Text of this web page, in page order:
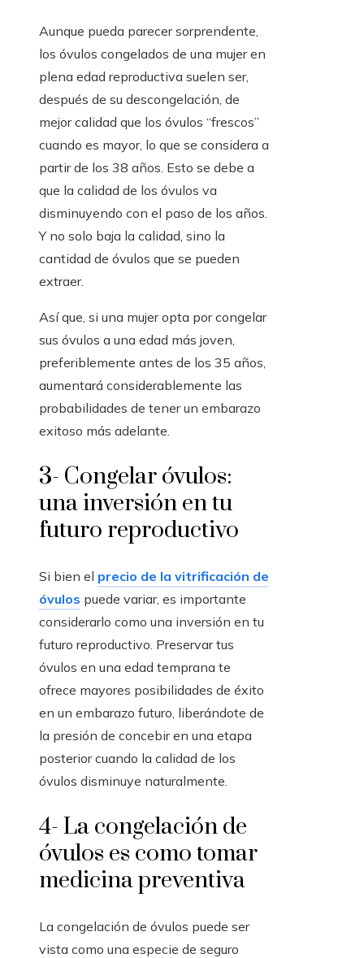
Aunque pueda parecer sorprendente,
los óvulos congelados de una mujer en
plena edad reproductiva suelen ser,
después de su descongelación, de
mejor calidad que los óvulos “frescos”
cuando es mayor, lo que se considera a
partir de los 38 años. Esto se debe a
que la calidad de los óvulos va
disminuyendo con el paso de los años.
Y no solo baja la calidad, sino la
cantidad de óvulos que se pueden
extraer.
Así que, si una mujer opta por congelar
sus óvulos a una edad más joven,
preferiblemente antes de los 35 años,
aumentará considerablemente las
probabilidades de tener un embarazo
exitoso más adelante.
3- Congelar óvulos:
una inversión en tu
futuro reproductivo
Si bien el precio de la vitrificación de
óvulos puede variar, es importante
considerarlo como una inversión en tu
futuro reproductivo. Preservar tus
óvulos en una edad temprana te
ofrece mayores posibilidades de éxito
en un embarazo futuro, liberándote de
la presión de concebir en una etapa
posterior cuando la calidad de los
óvulos disminuye naturalmente.
4- La congelación de
óvulos es como tomar
medicina preventiva
La congelación de óvulos puede ser
vista como una especie de seguro